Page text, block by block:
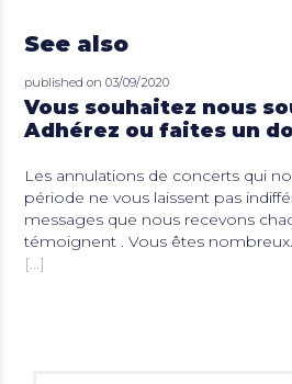
See also
published on 03/09/2020
Vous souhaitez nous
Adhérez ou faites un
Les annulations de concerts qui
période ne vous laissent pas
messages que nous recevons
témoignent . Vous êtes
[...]